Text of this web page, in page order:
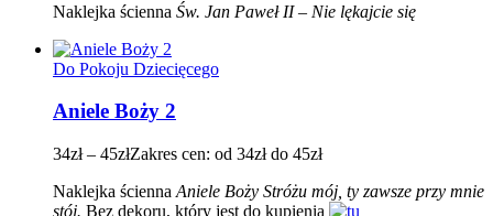
Naklejka ścienna Św. Jan Paweł II – Nie lękajcie się
Do Pokoju Dziecięcego
Aniele Boży 2
34zł – 45złZakres cen: od 34zł do 45zł
Naklejka ścienna Aniele Boży Stróżu mój, ty zawsze przy mnie
stój. Bez dekoru, który jest do kupienia